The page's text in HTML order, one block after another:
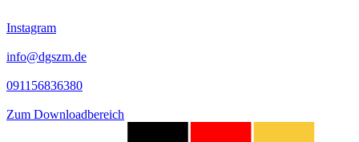
Instagram
info@dgszm.de
091156836380
Zum Downloadbereich